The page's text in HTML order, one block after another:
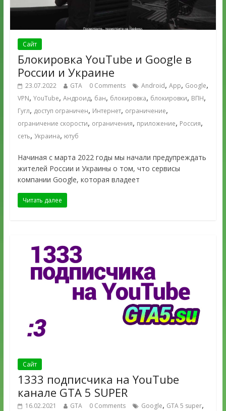
Сайт
Блокировка YouTube и Google в
России и Украине
23.07.2022 GTA 0 Comments Android, App, Google,
VPN, YouTube, Андроид, бан, блокировка, блокировки, ВПН,
Гугл, доступ ограничен, Интернет, ограничение,
ограничение скорости, ограничения, приложение, Россия,
сеть, Украина, ютуб
Начиная с марта 2022 годы мы начали предупреждать
жителей России и Украины о том, что сервисы
компании Google, которая владеет
Читать далее
Сайт
1333 подписчика на YouTube
канале GTA 5 SUPER
16.02.2021 GTA 0 Comments Google, GTA 5 super,